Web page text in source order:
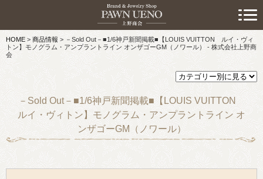
HOME > 商品情報> －Sold Out－■1/6神戸新聞掲載■【LOUIS VUITTON ルイ・ヴィ
トン】モノグラム・アンプラントライン オンザゴーGM（ノワール） - 株式会社上野商
会
－Sold Out－■1/6神戸新聞掲載■【LOUIS VUITTON
ルイ・ヴィトン】モノグラム・アンプラントライン オ
ンザゴーGM（ノワール）
> 初めての方へ
> 預けたい方
> 売りたい方
> 買いたい方
> 取り扱い品目
> 商品情報